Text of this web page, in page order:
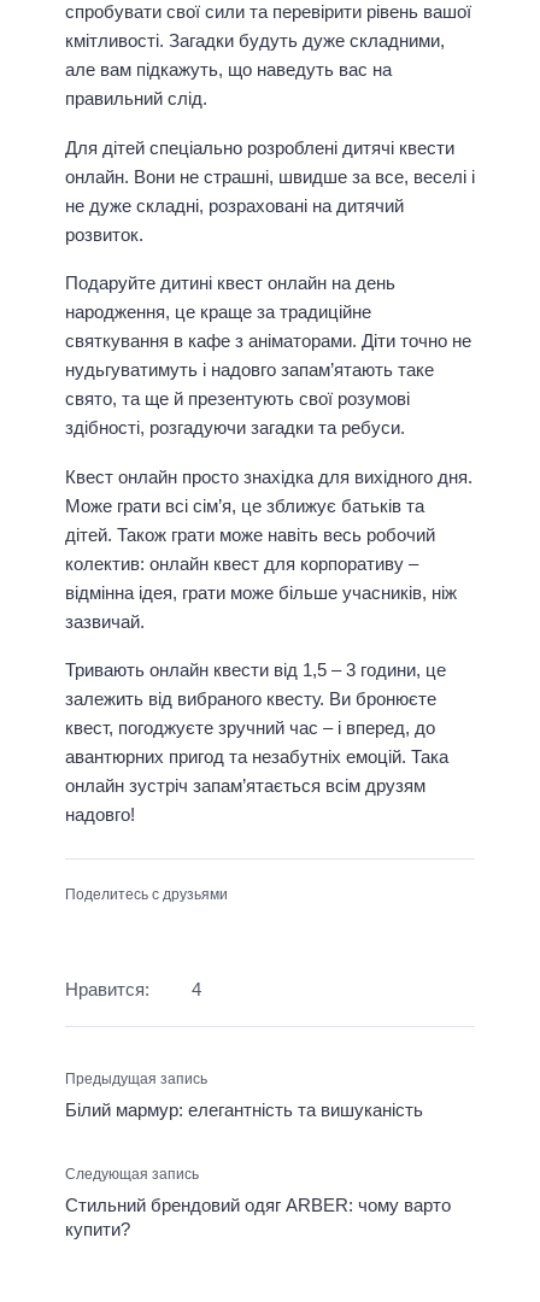
спробувати свої сили та перевірити рівень вашої
кмітливості. Загадки будуть дуже складними,
але вам підкажуть, що наведуть вас на
правильний слід.
Для дітей спеціально розроблені дитячі квести
онлайн. Вони не страшні, швидше за все, веселі і
не дуже складні, розраховані на дитячий
розвиток.
Подаруйте дитині квест онлайн на день
народження, це краще за традиційне
святкування в кафе з аніматорами. Діти точно не
нудьгуватимуть і надовго запам’ятають таке
свято, та ще й презентують свої розумові
здібності, розгадуючи загадки та ребуси.
Квест онлайн просто знахідка для вихідного дня.
Може грати всі сім’я, це зближує батьків та
дітей. Також грати може навіть весь робочий
колектив: онлайн квест для корпоративу –
відмінна ідея, грати може більше учасників, ніж
зазвичай.
Тривають онлайн квести від 1,5 – 3 години, це
залежить від вибраного квесту. Ви бронюєте
квест, погоджуєте зручний час – і вперед, до
авантюрних пригод та незабутніх емоцій. Така
онлайн зустріч запам’ятається всім друзям
надовго!
Поделитесь с друзьями
Нравится: 4
Предыдущая запись
Білий мармур: елегантність та вишуканість
Следующая запись
Стильний брендовий одяг ARBER: чому варто
купити?